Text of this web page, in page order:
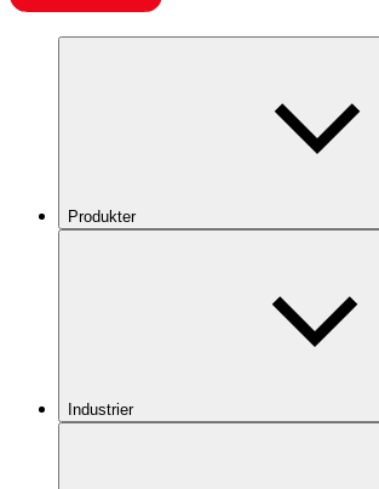
Produkter
Industrier